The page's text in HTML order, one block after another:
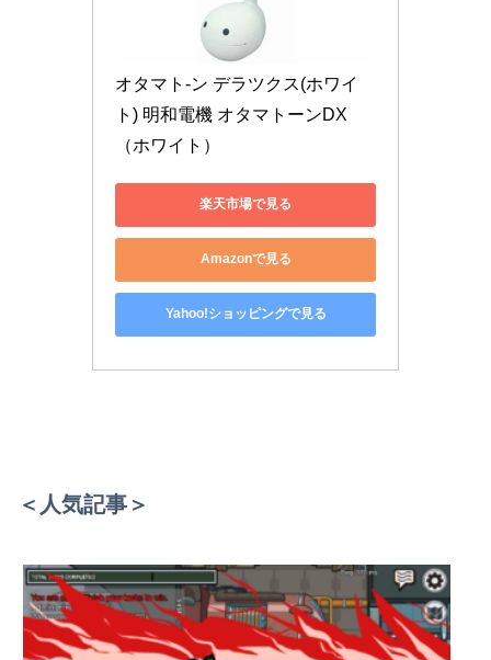
オタマト-ン デラツクス(ホワイ
ト) 明和電機 オタマトーンDX
（ホワイト）
楽天市場で見る
Amazonで見る
Yahoo!ショッピングで見る
＜人気記事＞